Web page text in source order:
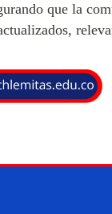
que la